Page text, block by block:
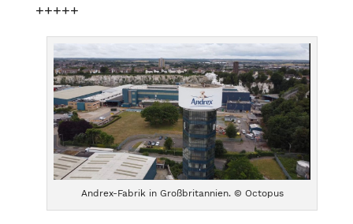
+++++
Andrex-Fabrik in Großbritannien. © Octopus